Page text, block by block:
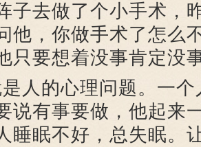
子去做了个小手术，
他，你做手术了怎
要想着没事肯定没
的心理问题。一个
说有事要做，他起来
睡眠不好，总失眠。